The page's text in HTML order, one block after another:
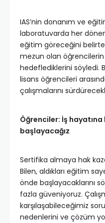
IAS’nin donanım ve
laboratuvarda her
eğitim göreceğini
mezun olan öğrencilerin
hedeflediklerini söyledi.
lisans öğrencileri
çalışmalarını
Öğrenciler: İş hayatına
başlayacağız
Sertifika almaya hak
Bilen, aldıkları eğitim
önde başlayacaklarını
fazla güveniyoruz.
karşılaşabileceğimiz
nedenlerini ve çözüm